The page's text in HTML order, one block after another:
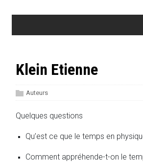
Klein Etienne
Auteurs
Quelques questions
Qu’est ce que le temps en
Comment appréhende-t-on le